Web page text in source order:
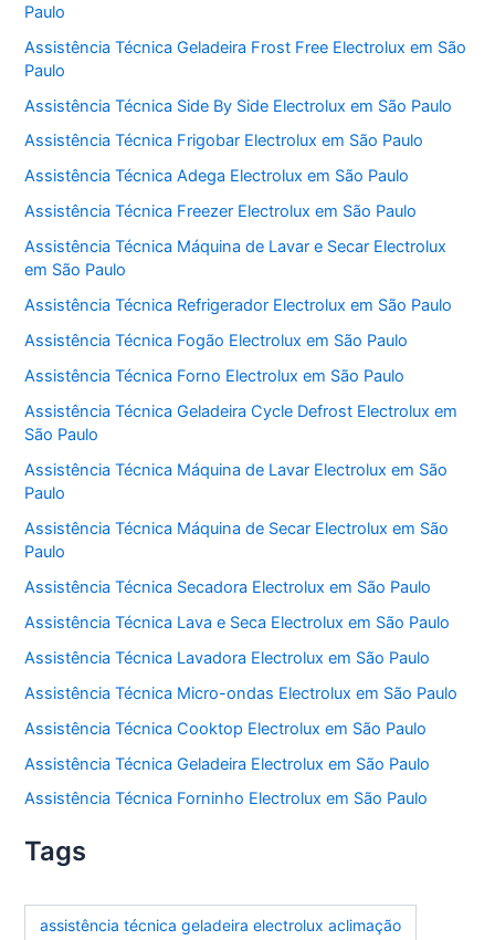
Paulo
Assistência Técnica Geladeira Frost Free Electrolux em São
Paulo
Assistência Técnica Side By Side Electrolux em São Paulo
Assistência Técnica Frigobar Electrolux em São Paulo
Assistência Técnica Adega Electrolux em São Paulo
Assistência Técnica Freezer Electrolux em São Paulo
Assistência Técnica Máquina de Lavar e Secar Electrolux
em São Paulo
Assistência Técnica Refrigerador Electrolux em São Paulo
Assistência Técnica Fogão Electrolux em São Paulo
Assistência Técnica Forno Electrolux em São Paulo
Assistência Técnica Geladeira Cycle Defrost Electrolux em
São Paulo
Assistência Técnica Máquina de Lavar Electrolux em São
Paulo
Assistência Técnica Máquina de Secar Electrolux em São
Paulo
Assistência Técnica Secadora Electrolux em São Paulo
Assistência Técnica Lava e Seca Electrolux em São Paulo
Assistência Técnica Lavadora Electrolux em São Paulo
Assistência Técnica Micro-ondas Electrolux em São Paulo
Assistência Técnica Cooktop Electrolux em São Paulo
Assistência Técnica Geladeira Electrolux em São Paulo
Assistência Técnica Forninho Electrolux em São Paulo
Tags
assistência técnica geladeira electrolux aclimação